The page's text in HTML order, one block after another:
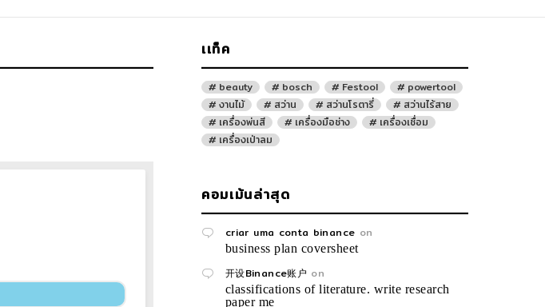
เเท็ค
beauty bosch Festool
powertool
งานไม้
สว่าน สว่านโรตารี่
สว่านไร้สาย
เครื่องพ่นสี
เครื่องมือช่าง
เครื่องเชื่อม
เครื่องเป่าลม
คอมเม้นล่าสุด
criar uma conta binance on
business plan coversheet
开设Binance账户 on
classifications of literature. write research
paper me